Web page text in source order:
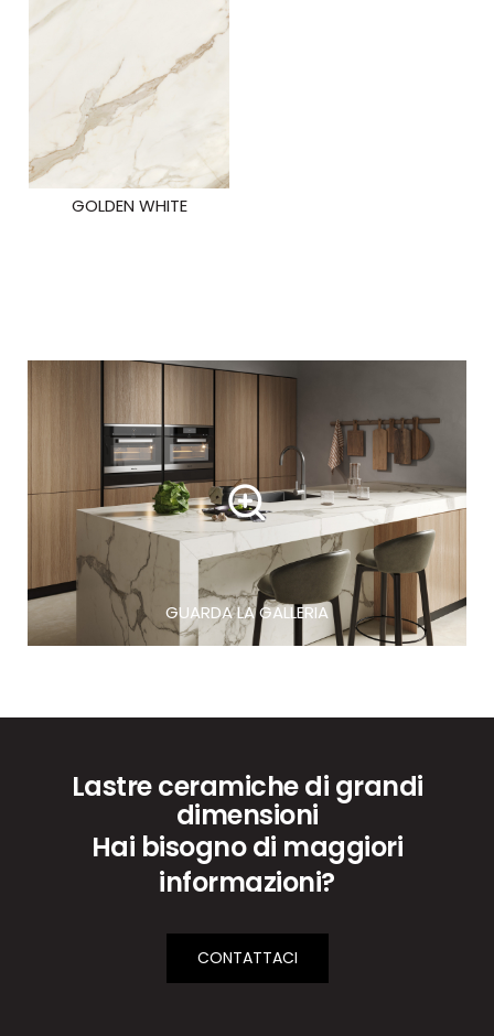
GOLDEN WHITE
Lastre ceramiche di grandi
dimensioni
Hai bisogno di maggiori
informazioni?
CONTATTACI